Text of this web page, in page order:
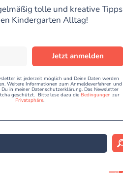
tolle und kreative Tipps
Kindergarten Alltag!
Jetzt anmelden
ist jederzeit möglich und Deine Daten werden
Weitere Informationen zum Anmeldeverfahren und
Du in meiner Datenschutzerklärung. Das Newsletter
geschützt. Bitte lese dazu die Bedingungen zur
Privatsphäre.